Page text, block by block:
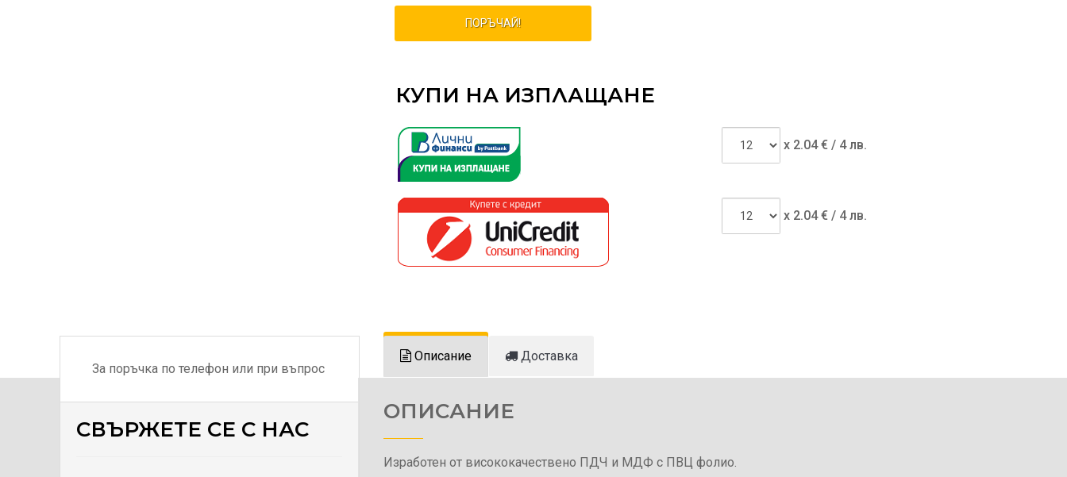
ПОРЪЧАЙ!
КУПИ НА ИЗПЛАЩАНЕ
x 2.04€ / 4 лв.
x 2.04€ / 4 лв.
За поръчка по телефон или при въпрос
СВЪРЖЕТЕ СЕ С НАС
Описание Доставка
ОПИСАНИЕ
Изработен от висококачествено ПДЧ и МДФ с ПВЦ фолио.